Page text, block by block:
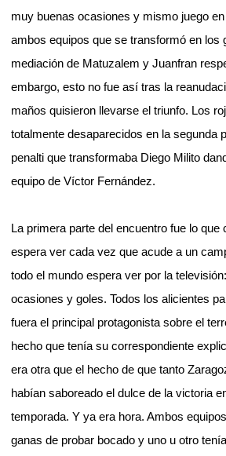
muy buenas ocasiones y mismo juego
ambos equipos que se transformó en los
mediación de Matuzalem y Juanfran
embargo, esto no fue así tras la
maños quisieron llevarse el triunfo. Los
totalmente desaparecidos en la segunda
penalti que transformaba Diego Milito
equipo de Víctor Fernández.
La primera parte del encuentro fue lo que
espera ver cada vez que acude a un
todo el mundo espera ver por la
ocasiones y goles. Todos los alicientes
fuera el principal protagonista sobre el
hecho que tenía su correspondiente
era otra que el hecho de que tanto
habían saboreado el dulce de la victoria
temporada. Y ya era hora. Ambos
ganas de probar bocado y uno u otro